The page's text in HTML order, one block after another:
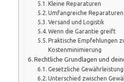
Kleine Reparaturen
Umfangreiche
Versand und Logistik
Wenn die Garantie greift
Praktische Empfehlungen
Kostenminimierung
Rechtliche Grundlagen und
Gesetzliche
Unterschied zwischen